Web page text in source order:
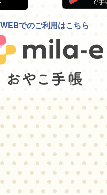
WEBでのご利用はこちら